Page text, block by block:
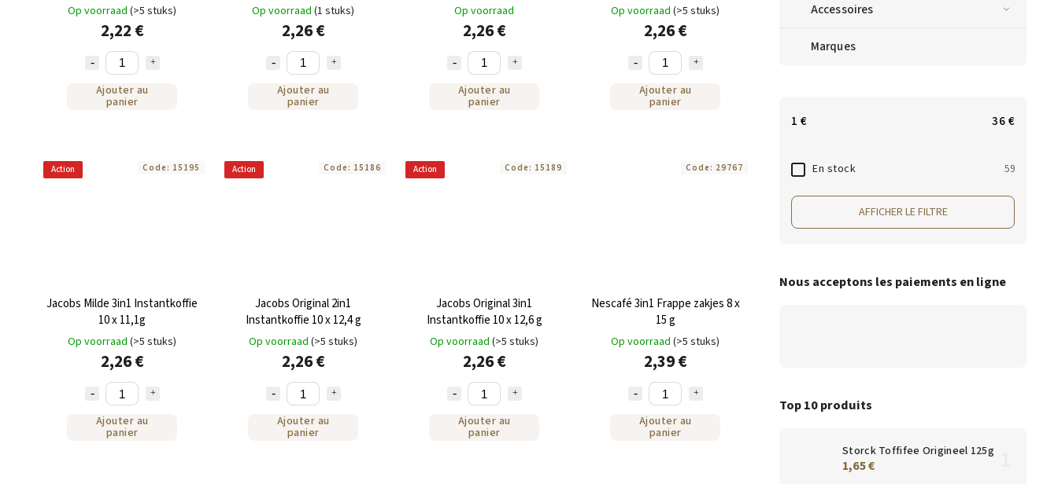
Accessoires
Marques
1 € 36€
En stock 59
AFFICHER LE FILTRE
Nous acceptons les paiements en ligne
Top 10 produits
Storck Toffifee Origineel 125g
1,65 €
Op voorraad (>5 stuks)
2,22 €
Ajouter au
panier
Op voorraad (1 stuks)
2,26 €
Ajouter au
panier
Op voorraad
2,26 €
Ajouter au
panier
Op voorraad (>5 stuks)
2,26 €
Ajouter au
panier
Action
Jacobs Milde 3in1 Instantkoffie
10 x 11,1g
Op voorraad (>5 stuks)
2,26 €
Ajouter au
panier
Code: 15195 Action
Jacobs Original 2in1
Instantkoffie 10 x 12,4 g
Op voorraad (>5 stuks)
2,26 €
Ajouter au
panier
Code: 15186 Action
Jacobs Original 3in1
Instantkoffie 10 x 12,6 g
Op voorraad (>5 stuks)
2,26 €
Ajouter au
panier
Code: 15189
Nescafé 3in1 Frappe zakjes 8 x
15 g
Op voorraad (>5 stuks)
2,39 €
Ajouter au
panier
Code: 29767